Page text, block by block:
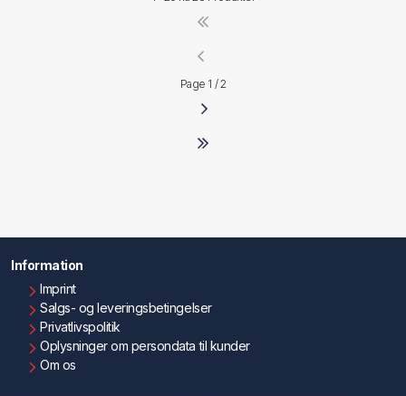
Page 1 / 2
Information
Imprint
Salgs- og leveringsbetingelser
Privatlivspolitik
Oplysninger om persondata til kunder
Om os